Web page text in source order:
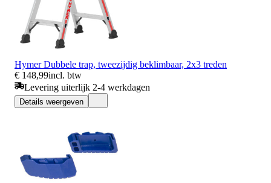
Hymer Dubbele trap, tweezijdig beklimbaar, 2x3 treden
€ 148,99incl. btw
Levering uiterlijk 2-4 werkdagen
Details weergeven